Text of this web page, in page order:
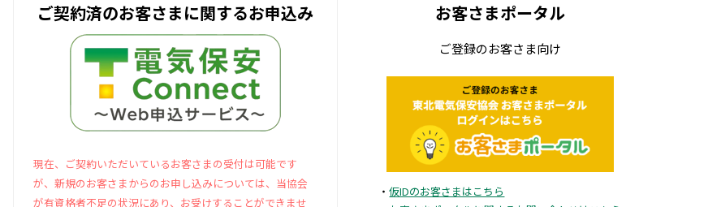
2025年7月
2025年6月
2025年5月
2025年4月
2025年3月
ご契約済のお客さまに関するお申込み
現在、ご契約いただいているお客さまの受付は可能です
が、新規のお客さまからのお申し込みについては、当協会
が有資格者不足の状況にあり、お受けすることができませ
お客さまポータル
ご登録のお客さま向け
・仮IDのお客さまはこちら